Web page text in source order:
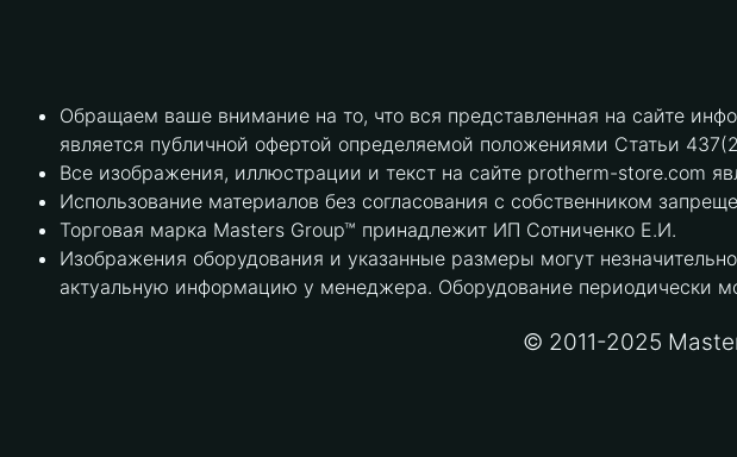
Обращаем ваше внимание на то, что вся представленная на сайте
является публичной офертой определяемой положениями Статьи
Все изображения, иллюстрации и текст на сайте protherm-store.com
Использование материалов без согласования с собственником
Торговая марка Masters Group™ принадлежит ИП Сотниченко Е.И.
Изображения оборудования и указанные размеры могут
актуальную информацию у менеджера. Оборудование периодически
© 2011-2025